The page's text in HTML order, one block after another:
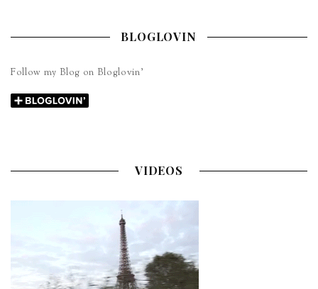
BLOGLOVIN
Follow my Blog on Bloglovin’
VIDEOS